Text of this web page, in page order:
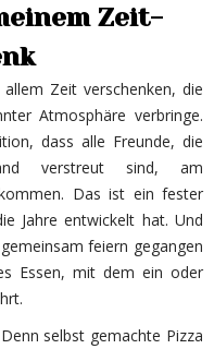
Zeit-
Zeit verschenken, die
Atmosphäre verbringe.
dass alle Freunde, die
verstreut sind, am
Das ist ein fester
Jahre entwickelt hat. Und
feiern gegangen
Essen, mit dem ein oder
selbst gemachte Pizza